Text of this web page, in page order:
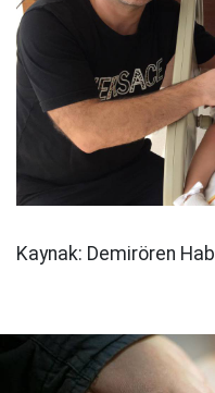
Kaynak: Demirören